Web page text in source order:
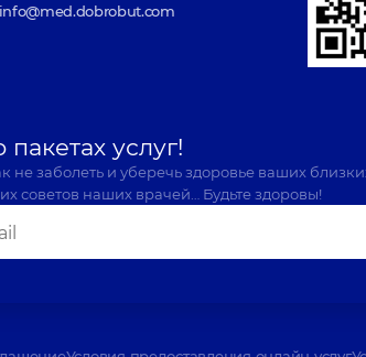
info@med.dobrobut.com
услуг!
заболеть и уберечь здоровье ваших
советов наших врачей… Будьте здоровы!